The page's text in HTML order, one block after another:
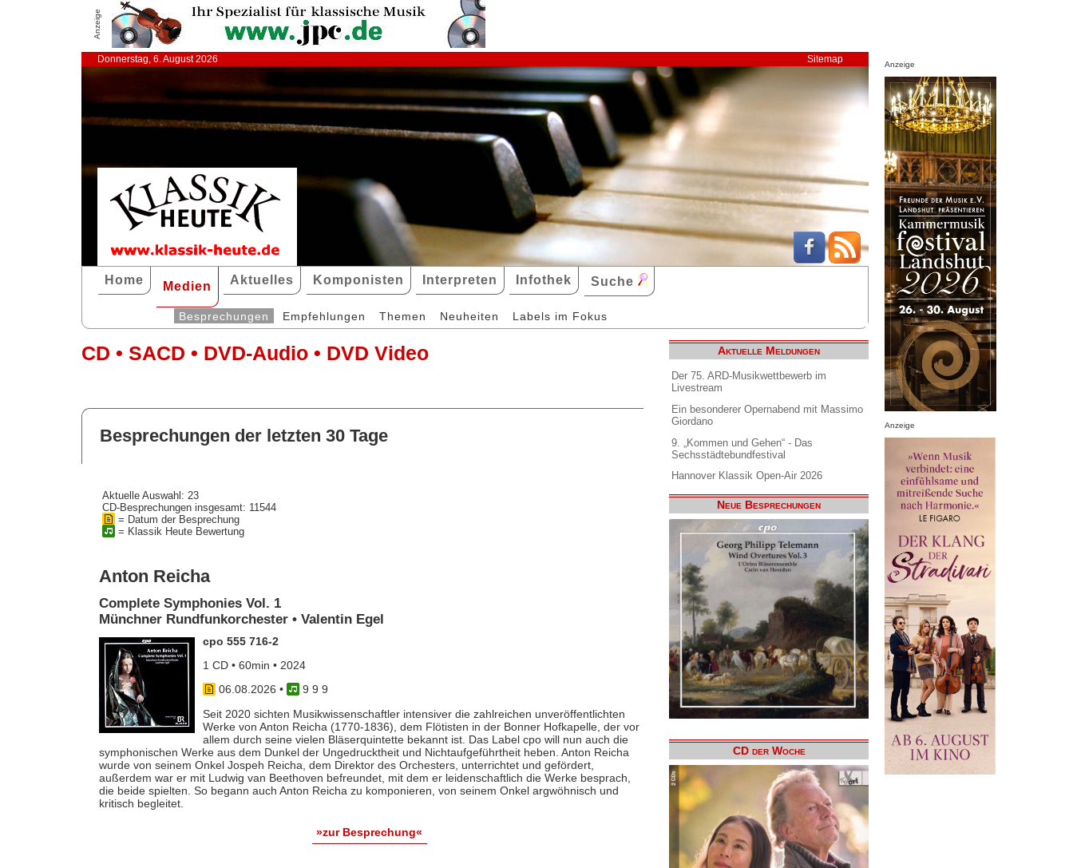
Anzeige
Donnerstag, 6. August 2026 Sitemap
Home Medien Aktuelles Komponisten Interpreten Infothek Suche
Besprechungen Empfehlungen Themen Neuheiten Labels im Fokus
CD • SACD • DVD-Audio • DVD Video
Besprechungen der letzten 30 Tage
Aktuelle Auswahl: 23
CD-Besprechungen insgesamt: 11544
= Datum der Besprechung
= Klassik Heute Bewertung
Anton Reicha
Complete Symphonies Vol. 1
Münchner Rundfunkorchester • Valentin Egel
cpo 555 716-2
1 CD • 60min • 2024
06.08.2026 •
9 9 9
Seit 2020 sichten Musikwissenschaftler intensiver die zahlreichen unveröffentlichten
Werke von Anton Reicha (1770-1836), dem Flötisten in der Bonner Hofkapelle, der vor
allem durch seine vielen Bläserquintette bekannt ist. Das Label cpo will nun auch die
symphonischen Werke aus dem Dunkel der Ungedrucktheit und Nichtaufgeführtheit heben. Anton Reicha
wurde von seinem Onkel Jospeh Reicha, dem Direktor des Orchesters, unterrichtet und gefördert,
außerdem war er mit Ludwig van Beethoven befreundet, mit dem er leidenschaftlich die Werke besprach,
die beide spielten. So begann auch Anton Reicha zu komponieren, von seinem Onkel argwöhnisch und
kritisch begleitet.
»zur Besprechung«
Aktuelle Meldungen
Der 75. ARD-Musikwettbewerb im
Livestream
Ein besonderer Opernabend mit Massimo
Giordano
9. „Kommen und Gehen“ - Das
Sechsstädtebundfestival
Hannover Klassik Open-Air 2026
Neue Besprechungen
CD der Woche
Anzeige
Anzeige